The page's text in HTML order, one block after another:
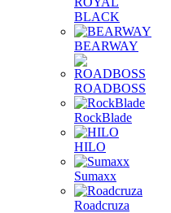
BLACK
BEARWAY
ROADBOSS
RockBlade
HILO
Sumaxx
Roadcruza